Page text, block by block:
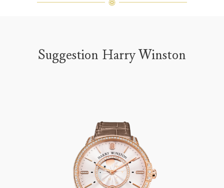
Suggestion Harry Winston